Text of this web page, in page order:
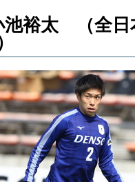
裕太 （全日